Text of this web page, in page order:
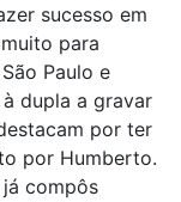
sucesso em
para
Paulo e
dupla a gravar
por ter
por Humberto.
compôs